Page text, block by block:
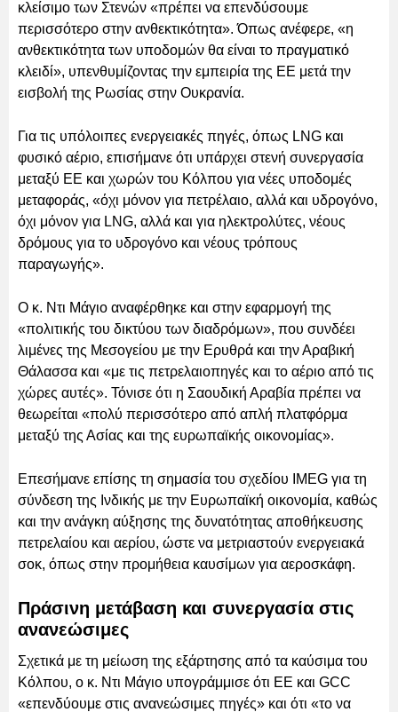
κλείσιμο των Στενών «πρέπει να επενδύσουμε
περισσότερο στην ανθεκτικότητα». Όπως ανέφερε, «η
ανθεκτικότητα των υποδομών θα είναι το πραγματικό
κλειδί», υπενθυμίζοντας την εμπειρία της ΕΕ μετά την
εισβολή της Ρωσίας στην Ουκρανία.
Για τις υπόλοιπες ενεργειακές πηγές, όπως LNG και
φυσικό αέριο, επισήμανε ότι υπάρχει στενή συνεργασία
μεταξύ ΕΕ και χωρών του Κόλπου για νέες υποδομές
μεταφοράς, «όχι μόνον για πετρέλαιο, αλλά και υδρογόνο,
όχι μόνον για LNG, αλλά και για ηλεκτρολύτες, νέους
δρόμους για το υδρογόνο και νέους τρόπους
παραγωγής».
Ο κ. Ντι Μάγιο αναφέρθηκε και στην εφαρμογή της
«πολιτικής του δικτύου των διαδρόμων», που συνδέει
λιμένες της Μεσογείου με την Ερυθρά και την Αραβική
Θάλασσα και «με τις πετρελαιοπηγές και το αέριο από τις
χώρες αυτές». Τόνισε ότι η Σαουδική Αραβία πρέπει να
θεωρείται «πολύ περισσότερο από απλή πλατφόρμα
μεταξύ της Ασίας και της ευρωπαϊκής οικονομίας».
Επεσήμανε επίσης τη σημασία του σχεδίου IMEG για τη
σύνδεση της Ινδικής με την Ευρωπαϊκή οικονομία, καθώς
και την ανάγκη αύξησης της δυνατότητας αποθήκευσης
πετρελαίου και αερίου, ώστε να μετριαστούν ενεργειακά
σοκ, όπως στην προμήθεια καυσίμων για αεροσκάφη.
Πράσινη μετάβαση και συνεργασία στις
ανανεώσιμες
Σχετικά με τη μείωση της εξάρτησης από τα καύσιμα του
Κόλπου, ο κ. Ντι Μάγιο υπογράμμισε ότι ΕΕ και GCC
«επενδύουμε στις ανανεώσιμες πηγές» και ότι «το να